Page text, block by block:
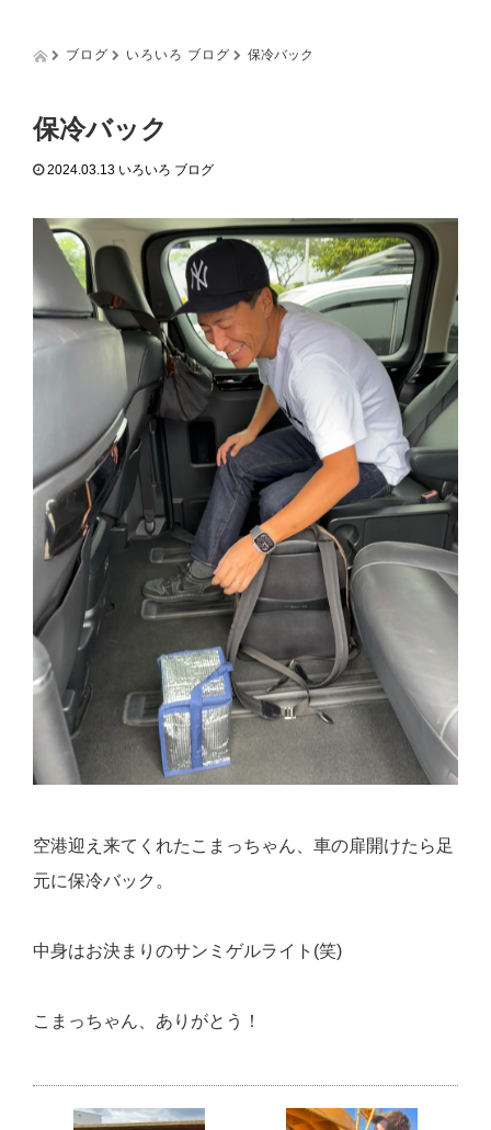
t
n
ブログ いろいろ ブログ 保冷バック
保冷バック
2024.03.13 いろいろ ブログ
空港迎え来てくれたこまっちゃん、車の扉開けたら足
元に保冷バック。
中身はお決まりのサンミゲルライト(笑)
こまっちゃん、ありがとう！